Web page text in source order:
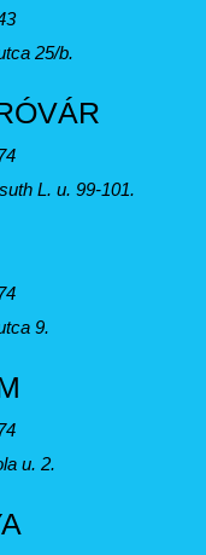
25/b.
L. u. 99-101.
9.
u. 2.